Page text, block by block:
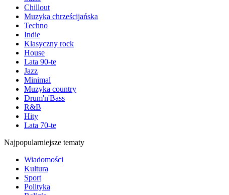
Chillout
Muzyka chrześcijańska
Techno
Indie
Klasyczny rock
House
Lata 90-te
Jazz
Minimal
Muzyka country
Drum'n'Bass
R&B
Hity
Lata 70-te
Najpopularniejsze tematy
Wiadomości
Kultura
Sport
Polityka